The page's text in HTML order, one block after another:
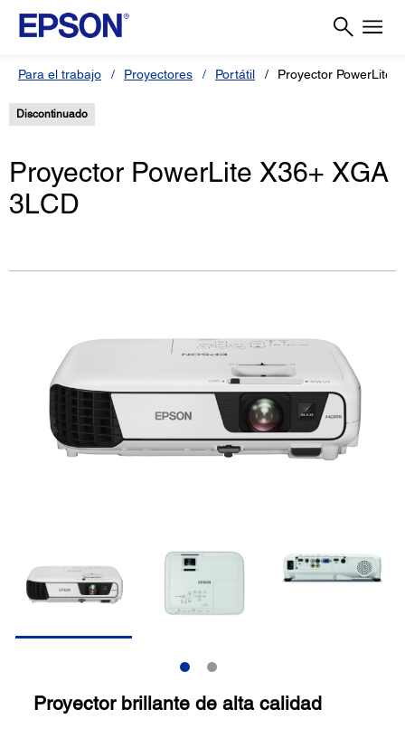
Para el trabajo Proyectores Portátil Proyector PowerLite
Discontinuado
Proyector PowerLite X36+ XGA
3LCD
Proyector brillante de alta calidad